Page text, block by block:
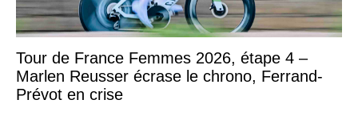
Tour de France Femmes 2026, étape 4 –
Marlen Reusser écrase le chrono, Ferrand-
Prévot en crise